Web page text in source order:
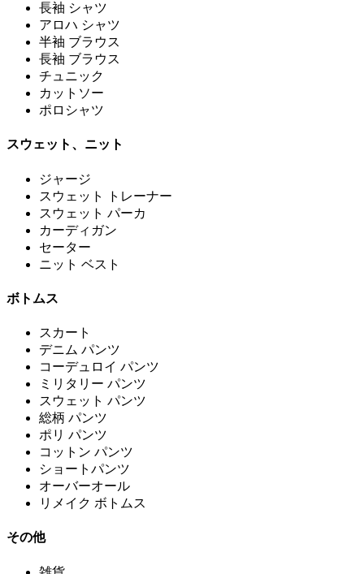
長袖 シャツ
アロハ シャツ
半袖 ブラウス
長袖 ブラウス
チュニック
カットソー
ポロシャツ
スウェット、ニット
ジャージ
スウェット トレーナー
スウェット パーカ
カーディガン
セーター
ニット ベスト
ボトムス
スカート
デニム パンツ
コーデュロイ パンツ
ミリタリー パンツ
スウェット パンツ
総柄 パンツ
ポリ パンツ
コットン パンツ
ショートパンツ
オーバーオール
リメイク ボトムス
その他